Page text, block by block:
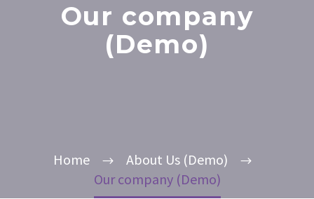
Our company
(Demo)
Home
About Us (Demo)
Our company (Demo)